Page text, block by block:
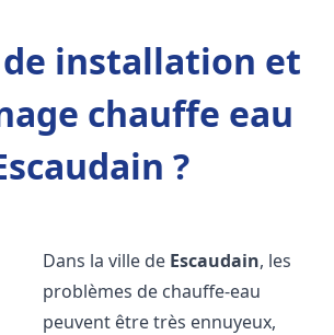
installation et
chauffe eau
?
Dans la ville de Escaudain, les
problèmes de chauffe-eau
peuvent être très ennuyeux,